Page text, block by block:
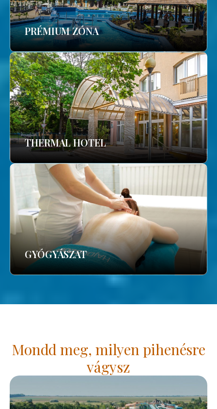
PRÉMIUM ZÓNA
THERMAL HOTEL
GYÓGYÁSZAT
Mondd meg, milyen pihenésre
vágysz